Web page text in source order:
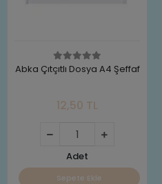
Abka Çıtçıtlı Dosya A4 Şeffaf
12,50 TL
Adet
Sepete Ekle